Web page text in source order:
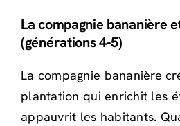
La compagnie bananière
(générations 4-5)
La compagnie bananière
plantation qui enrichit les
appauvrit les habitants.